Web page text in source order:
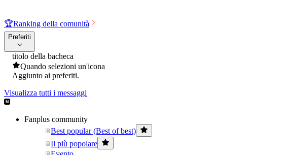
🏆Ranking della comunità
Preferiti
titolo della bacheca
Quando selezioni un'icona
Aggiunto ai preferiti.
Visualizza tutti i messaggi
Fanplus community
Best popular (Best of best)
Il più popolare